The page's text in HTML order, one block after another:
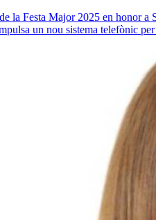
la Festa Major 2025 en honor a
un nou sistema telefònic